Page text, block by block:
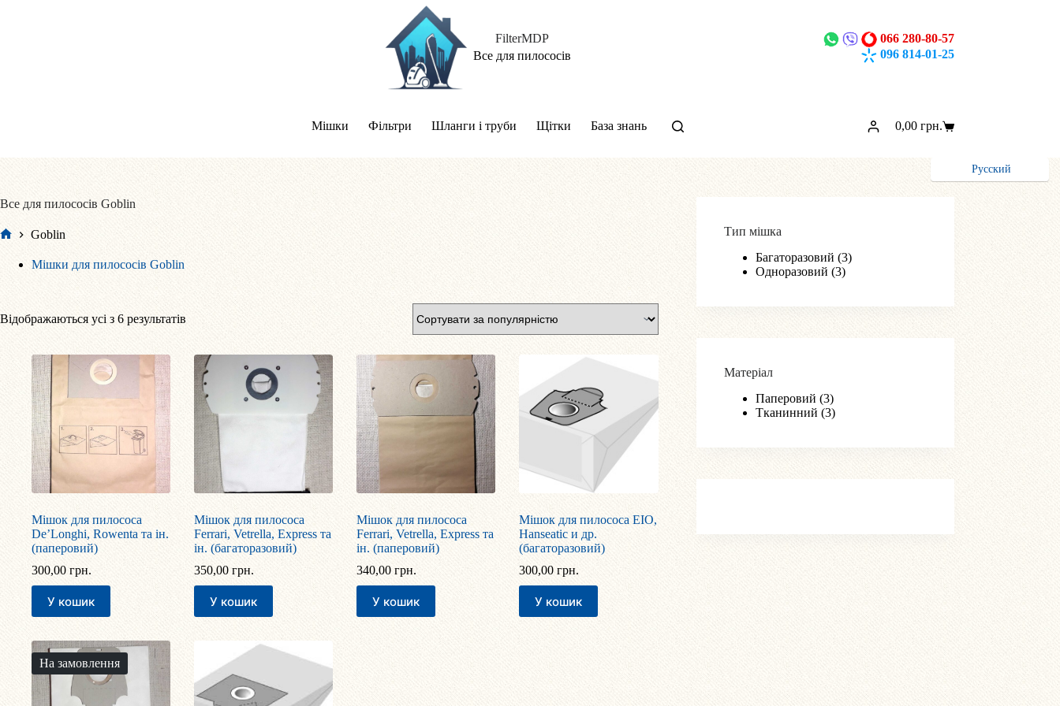
FilterMDP
Все для пилососів
066 280-80-57
096 814-01-25
Мішки Фільтри Шланги і труби Щітки База знань Кошик
0,00 грн.
Русский
Все для пилососів Goblin
Goblin
Мішки для пилососів Goblin
Відображаються усі з 6 результатів
Мішок для пилососа
De’Longhi, Rowenta та ін.
(паперовий)
300,00 грн.
У кошик
Мішок для пилососа
Ferrari, Vetrella, Express та
ін. (багаторазовий)
350,00грн.
У кошик
Мішок для пилососа
Ferrari, Vetrella, Express та
ін. (паперовий)
340,00грн.
У кошик
Мішок для пилососа EIO,
Hanseatic и др.
(багаторазовий)
300,00грн.
У кошик
На замовлення
Тип мішка
Багаторазовий (3)
Одноразовий (3)
Матеріал
Паперовий (3)
Тканинний (3)